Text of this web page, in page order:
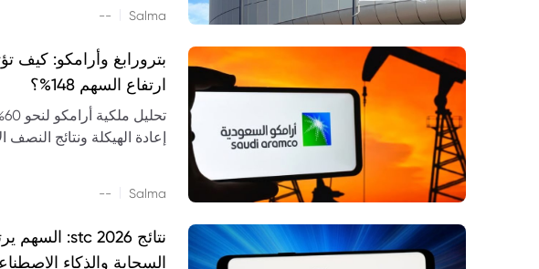
Salma
--
ارتفاع السهم 148%؟
إعادة الهيكلة ونتائج النصف الأول من 2026
Salma
--
السحابة والذكاء